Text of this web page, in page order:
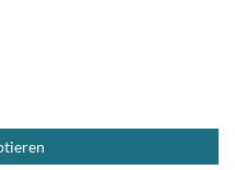
GmbH | Alle Rechte